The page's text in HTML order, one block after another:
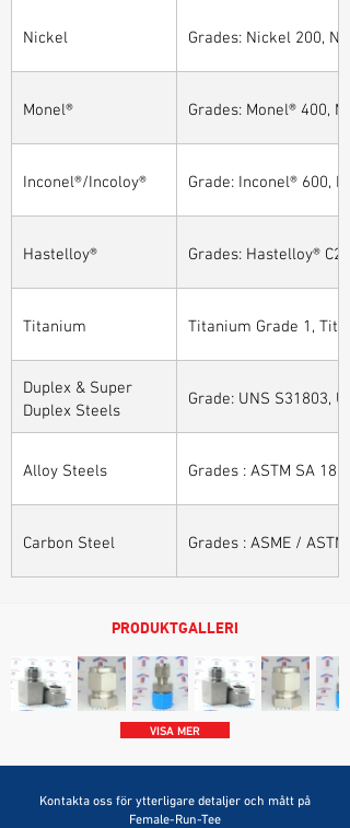
Nickel
Grades: Nickel 200,
Monel® Grades: Monel® 400,
Inconel®/Incoloy® Grade: Inconel® 600,
Hastelloy® Grades: Hastelloy®
Titanium Titanium Grade 1,
Duplex & Super
Duplex Steels
Grade: UNS S31803,
Alloy Steels Grades : ASTM SA
Carbon Steel Grades : ASME /
PRODUKTGALLERI
VISA MER
Kontakta oss för ytterligare detaljer och mått på
Female-Run-Tee